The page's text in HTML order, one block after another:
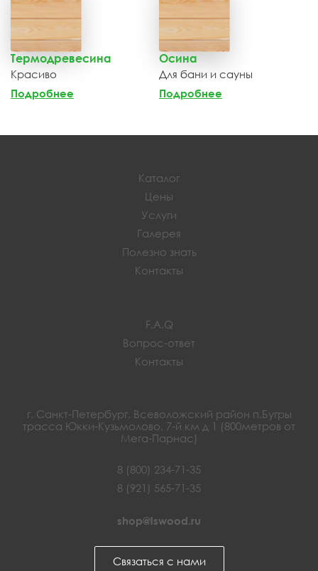
Термодревесина
Красиво
Подробнее
Осина
Для бани и сауны
Подробнее
Каталог
Цены
Услуги
Галерея
Полезно знать
Контакты
F.A.Q
Вопрос-ответ
Контакты
г. Санкт-Петербург, Всеволожский район п.Бугры
трасса Юкки-Кузьмолово, 7-й км д 1 (800метров от
Мега-Парнас)
8 (800) 234-71-35
8 (921) 565-71-35
shop@lswood.ru
Связаться с нами